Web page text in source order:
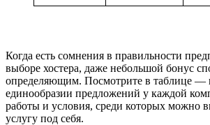
Когда есть сомнения в правильности
выборе хостера, даже небольшой бонус
определяющим. Посмотрите в таблице
единообразии предложений у каждой
работы и условия, среди которых можно
услугу под себя.